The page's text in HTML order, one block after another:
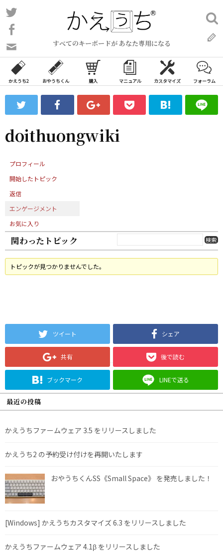
コ
ン
ン
ツ
ス
ッ
すべてのキーボードが あなた専用になる
い
合
わ
フ
ォ
ム
検
索:
かえうち2 おやうちくん 購入 マニュアル カスタマイズ フォーラム
doithuongwiki
プロフィール
開始したトピック
返信
エンゲージメント
お気に入り
関わったトピック
トピックが見つかりませんでした。
ツイート シェア
共有 後で読む
ブックマーク LINEで送る
最近の投稿
かえうちファームウェア 3.5 をリリースしました
かえうち2 の予約受け付けを再開いたします
おやうちくんSS《Small Space》 を発売しました！
[Windows] かえうちカスタマイズ 6.3 をリリースしました
かえうちファームウェア 4.1β をリリースしました